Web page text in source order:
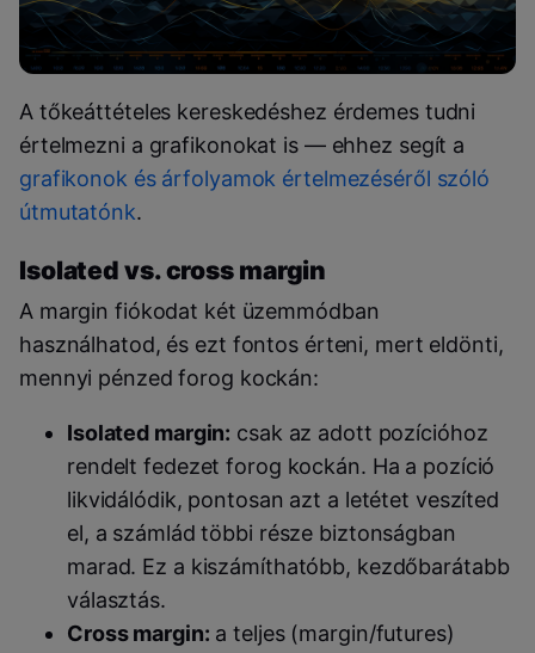
A tőkeáttételes kereskedéshez érdemes tudni
értelmezni a grafikonokat is — ehhez segít a
grafikonok és árfolyamok értelmezéséről szóló
útmutatónk.
Isolated vs. cross margin
A margin fiókodat két üzemmódban
használhatod, és ezt fontos érteni, mert eldönti,
mennyi pénzed forog kockán:
Isolated margin: csak az adott pozícióhoz
rendelt fedezet forog kockán. Ha a pozíció
likvidálódik, pontosan azt a letétet veszíted
el, a számlád többi része biztonságban
marad. Ez a kiszámíthatóbb, kezdőbarátabb
választás.
Cross margin: a teljes (margin/futures)